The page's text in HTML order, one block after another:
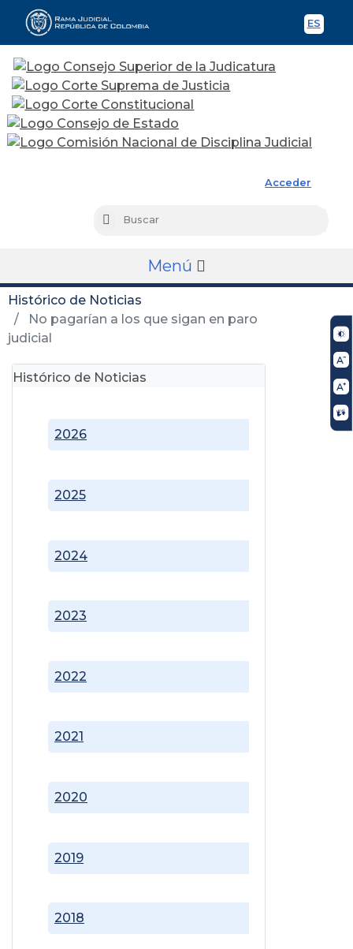
ES
Acceder
Buscar
Menú
Histórico de Noticias
No pagarían a los que sigan en paro
judicial
Histórico de Noticias
2018
2019
2020
2021
2022
2023
2024
2025
2026